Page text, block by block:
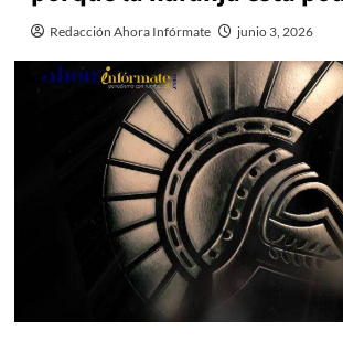
Redacción Ahora Infórmate junio 3, 2026